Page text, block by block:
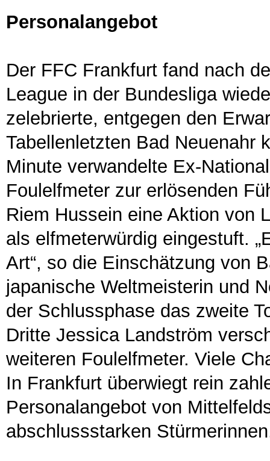
Personalangebot
Der FFC Frankfurt fand nach
League in der Bundesliga
zelebrierte, entgegen den
Tabellenletzten Bad Neuenahr
Minute verwandelte Ex-
Foulelfmeter zur erlösenden
Riem Hussein eine Aktion von
als elfmeterwürdig eingestuft.
Art“, so die Einschätzung von
japanische Weltmeisterin und
der Schlussphase das zweite
Dritte Jessica Landström
weiteren Foulelfmeter. Viele
In Frankfurt überwiegt rein
Personalangebot von
abschlussstarken